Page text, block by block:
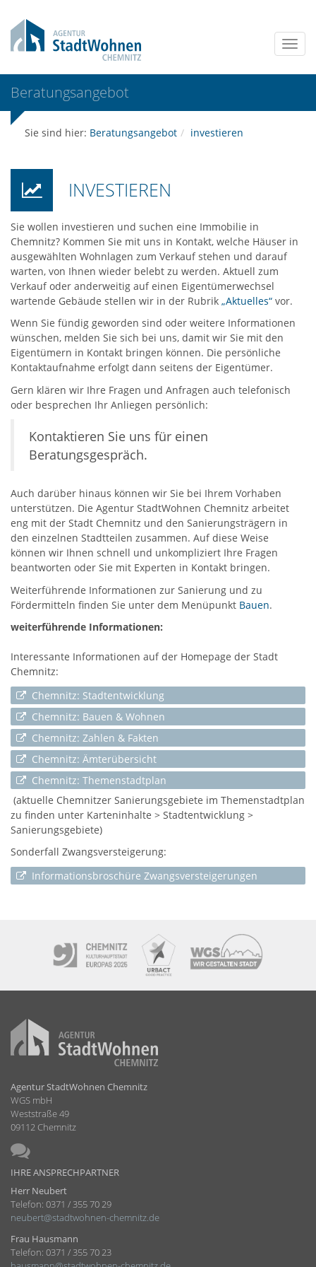
Beratungs­angebot
Sie sind hier: Beratungsangebot investieren
INVESTIEREN
Sie wollen investieren und suchen eine Immobilie in
Chemnitz? Kommen Sie mit uns in Kontakt, welche Häuser in
ausgewählten Wohnlagen zum Verkauf stehen und darauf
warten, von Ihnen wieder belebt zu werden. Aktuell zum
Verkauf oder anderweitig auf einen Eigentümerwechsel
wartende Gebäude stellen wir in der Rubrik „Aktuelles“ vor.
Wenn Sie fündig geworden sind oder weitere Informationen
wünschen, melden Sie sich bei uns, damit wir Sie mit den
Eigentümern in Kontakt bringen können. Die persönliche
Kontaktaufnahme erfolgt dann seitens der Eigentümer.
Gern klären wir Ihre Fragen und Anfragen auch telefonisch
oder besprechen Ihr Anliegen persönlich:
Kontaktieren Sie uns für einen
Beratungsgespräch.
Auch darüber hinaus können wir Sie bei Ihrem Vorhaben
unterstützen. Die Agentur StadtWohnen Chemnitz arbeitet
eng mit der Stadt Chemnitz und den Sanierungsträgern in
den einzelnen Stadtteilen zusammen. Auf diese Weise
können wir Ihnen schnell und unkompliziert Ihre Fragen
beantworten oder Sie mit Experten in Kontakt bringen.
Weiterführende Informationen zur Sanierung und zu
Fördermitteln finden Sie unter dem Menüpunkt Bauen.
weiterführende Informationen:
Interessante Informationen auf der Homepage der Stadt
Chemnitz:
Chemnitz: Stadtentwicklung
Chemnitz: Bauen & Wohnen
Chemnitz: Zahlen & Fakten
Chemnitz: Ämterübersicht
Chemnitz: Themenstadtplan
(aktuelle Chemnitzer Sanierungsgebiete im Themenstadtplan
zu finden unter Karteninhalte > Stadtentwicklung >
Sanierungsgebiete)
Sonderfall Zwangsversteigerung:
Informationsbroschüre Zwangsversteigerungen
Agentur StadtWohnen Chemnitz
WGS mbH
Weststraße 49
09112 Chemnitz
IHRE ANSPRECHPARTNER
Herr Neubert
Telefon: 0371 / 355 70 29
neubert@stadtwohnen-chemnitz.de
Frau Hausmann
Telefon: 0371 / 355 70 23